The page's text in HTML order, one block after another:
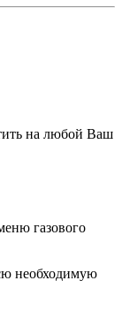
на любой Ваш
газового
необходимую